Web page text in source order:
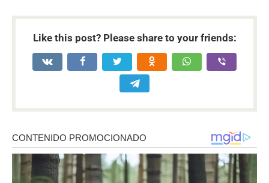
Like this post? Please share to your friends: